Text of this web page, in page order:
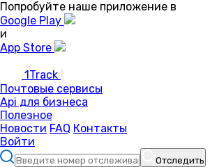
Попробуйте наше приложение в
Google Play
и
App Store
1Track
Почтовые сервисы
Api для бизнеса
Полезное
Новости FAQ Контакты
Войти
Отследить